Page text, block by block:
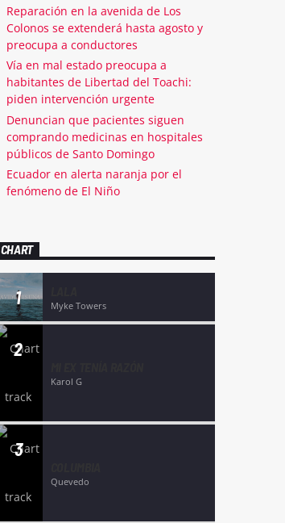
Reparación en la avenida de Los
Colonos se extenderá hasta agosto y
preocupa a conductores
Vía en mal estado preocupa a
habitantes de Libertad del Toachi:
piden intervención urgente
Denuncian que pacientes siguen
comprando medicinas en hospitales
públicos de Santo Domingo
Ecuador en alerta naranja por el
fenómeno de El Niño
CHART
1 Myke Towers
2
Karol G
3
Quevedo